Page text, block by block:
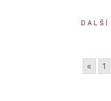
DALŠÍ
« 1